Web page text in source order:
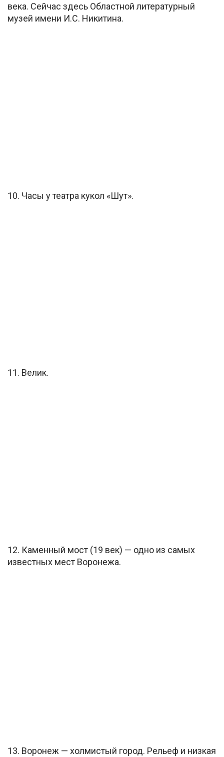
века. Сейчас здесь Областной литературный
музей имени И.С. Никитина.
10. Часы у театра кукол «Шут».
11. Велик.
12. Каменный мост (19 век) — одно из самых
известных мест Воронежа.
13. Воронеж — холмистый город. Рельеф и низкая